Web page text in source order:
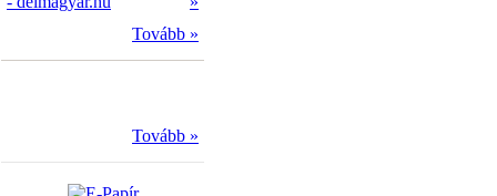
Tovább »
Tovább »